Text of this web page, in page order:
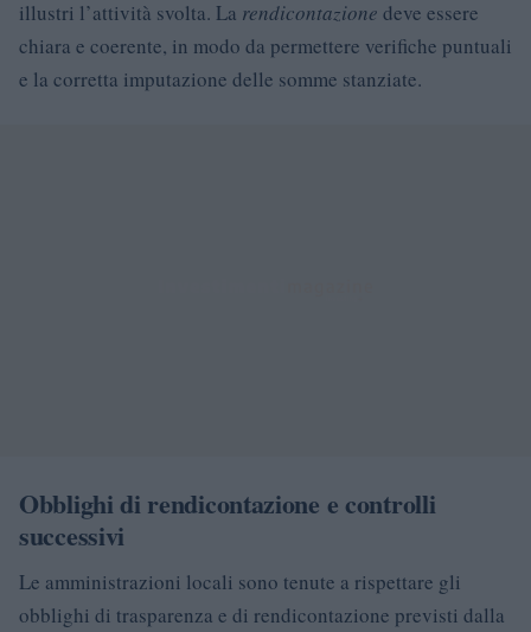
illustri l’attività svolta. La rendicontazione deve essere
chiara e coerente, in modo da permettere verifiche puntuali
e la corretta imputazione delle somme stanziate.
Obblighi di rendicontazione e controlli
successivi
Le amministrazioni locali sono tenute a rispettare gli
obblighi di trasparenza e di rendicontazione previsti dalla